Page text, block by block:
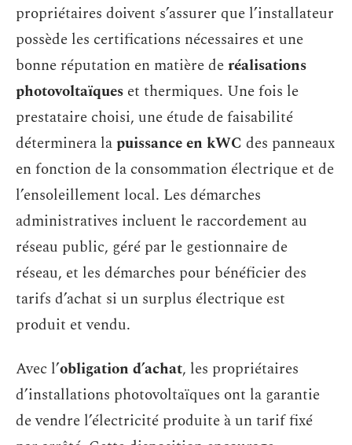
propriétaires doivent s’assurer que l’installateur
possède les certifications nécessaires et une
bonne réputation en matière deréalisations
photovoltaïques et thermiques. Une fois le
prestataire choisi, une étude de faisabilité
déterminera lapuissance en kWC des panneaux
en fonction de la consommation électrique et de
l’ensoleillement local. Les démarches
administratives incluent le raccordement au
réseau public, géré par le gestionnaire de
réseau, et les démarches pour bénéficier des
tarifs d’achat si un surplus électrique est
produit et vendu.
Avec l’obligation d’achat, les propriétaires
d’installations photovoltaïques ont la garantie
de vendre l’électricité produite à un tarif fixé